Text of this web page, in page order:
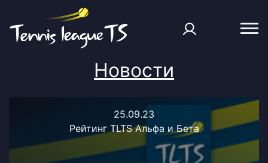
Новости
25.09.23
Рейтинг TLTS Альфа и Бета